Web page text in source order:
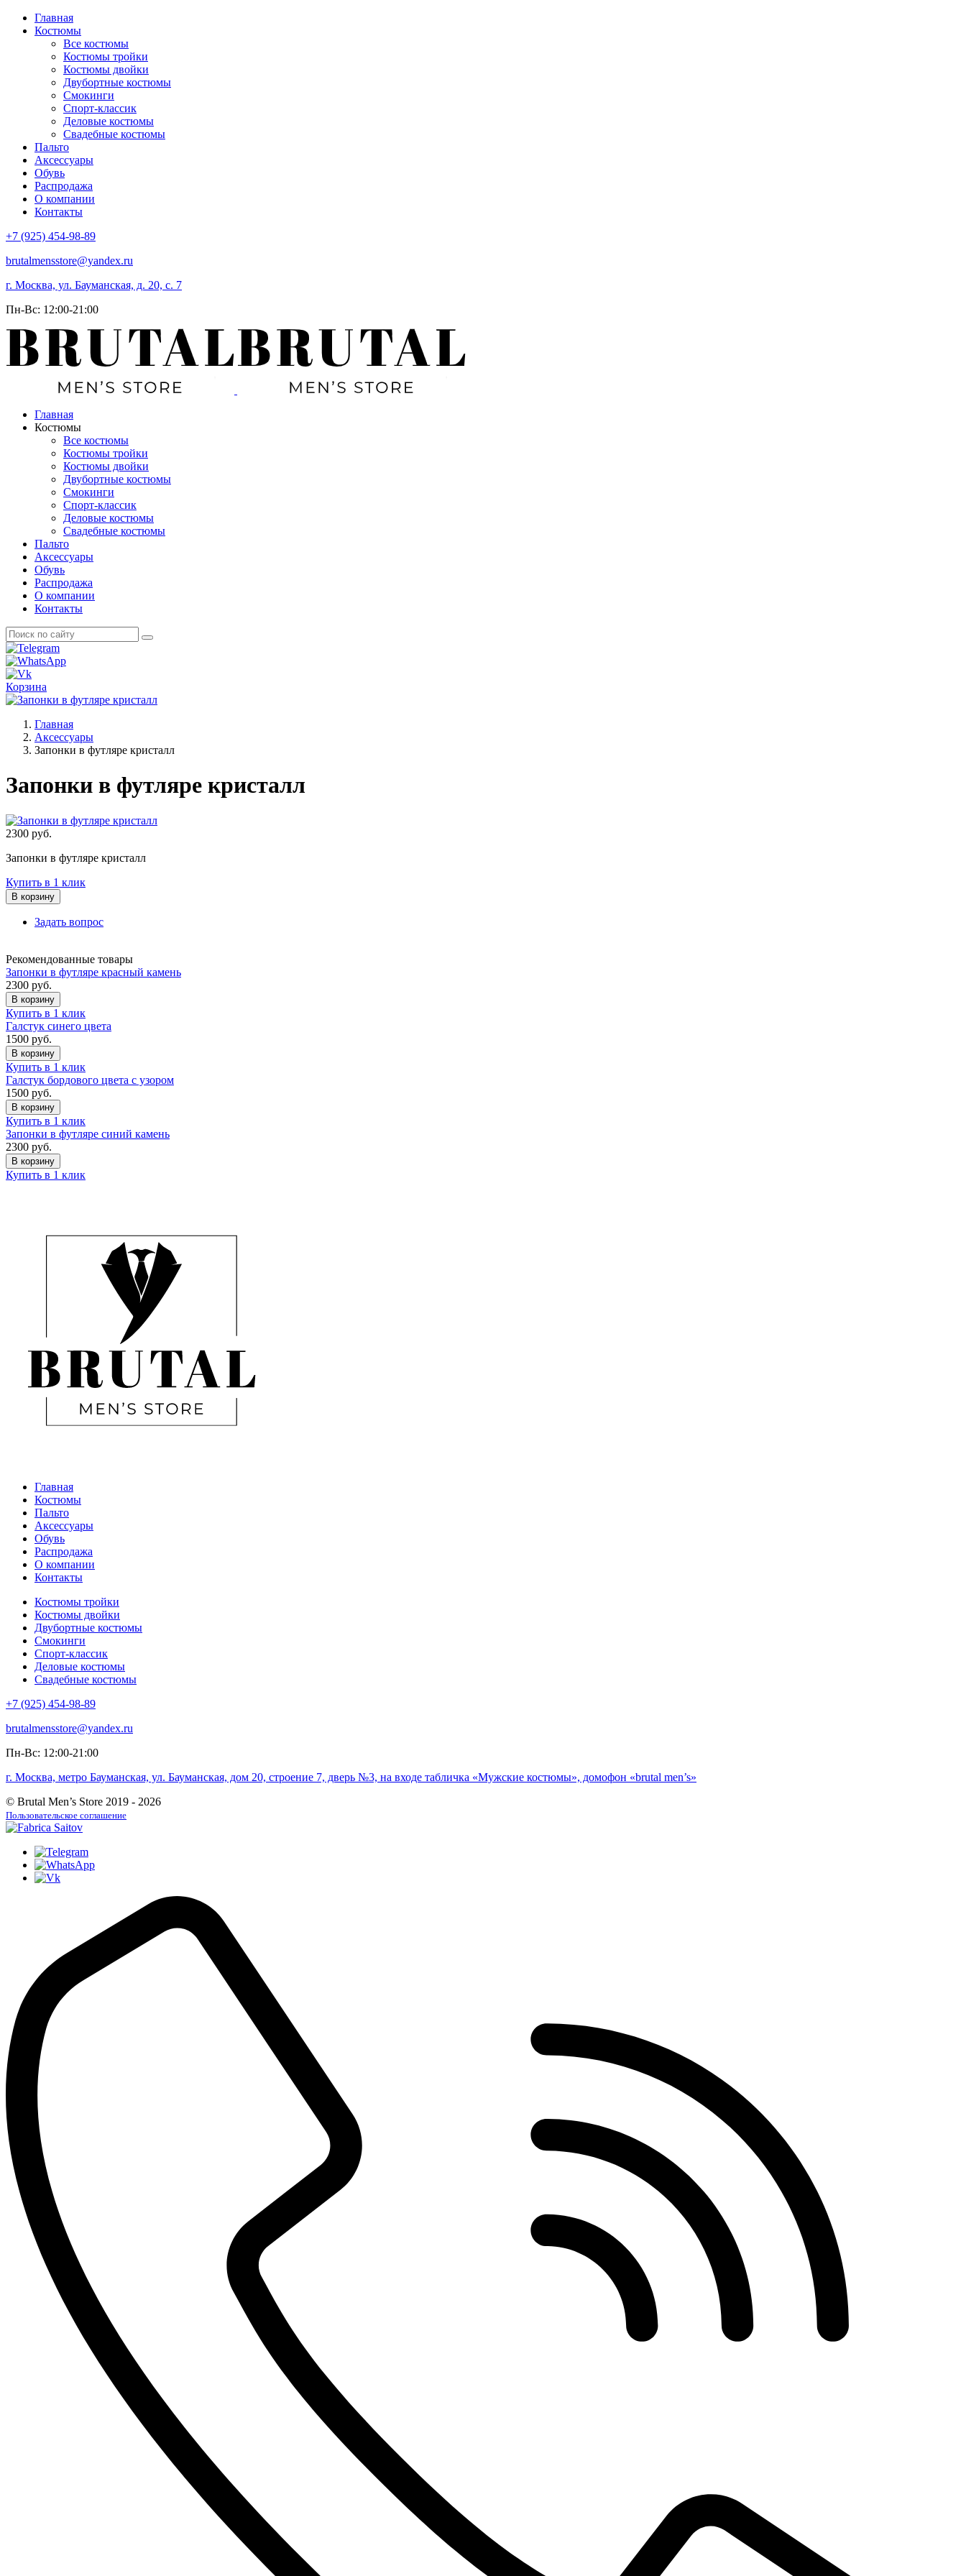
Главная
Костюмы
Все костюмы
Костюмы тройки
Костюмы двойки
Двубортные костюмы
Смокинги
Спорт-классик
Деловые костюмы
Свадебные костюмы
Пальто
Аксессуары
Обувь
Распродажа
О компании
Контакты
+7 (925) 454-98-89
brutalmensstore@yandex.ru
г. Москва, ул. Бауманская, д. 20, с. 7
Пн-Вс: 12:00-21:00
Главная
Костюмы
Все костюмы
Костюмы тройки
Костюмы двойки
Двубортные костюмы
Смокинги
Спорт-классик
Деловые костюмы
Свадебные костюмы
Пальто
Аксессуары
Обувь
Распродажа
О компании
Контакты
Корзина
Главная
Аксессуары
Запонки в футляре кристалл
Запонки в футляре кристалл
2300 руб.
Запонки в футляре кристалл
Купить в 1 клик
В корзину
Задать вопрос
Рекомендованные товары
Запонки в футляре красный камень
2300 руб.
В корзину
Купить в 1 клик
Галстук синего цвета
1500 руб.
В корзину
Купить в 1 клик
Галстук бордового цвета с узором
1500 руб.
В корзину
Купить в 1 клик
Запонки в футляре синий камень
2300 руб.
В корзину
Купить в 1 клик
Главная
Костюмы
Пальто
Аксессуары
Обувь
Распродажа
О компании
Контакты
Костюмы тройки
Костюмы двойки
Двубортные костюмы
Смокинги
Спорт-классик
Деловые костюмы
Свадебные костюмы
+7 (925) 454-98-89
brutalmensstore@yandex.ru
Пн-Вс: 12:00-21:00
г. Москва, метро Бауманская, ул. Бауманская, дом 20, строение 7, дверь №3, на входе табличка «Мужские костюмы», домофон «brutal men’s»
© Brutal Men’s Store 2019 - 2026
Пользовательское соглашение